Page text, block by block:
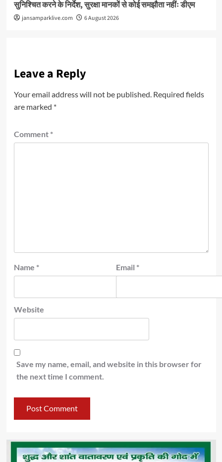
सुनिश्चित करने के निर्देश, सुरक्षा मानकों से कोई समझौता नहींः डीएम
jansamparklive.com 6 August 2026
Leave a Reply
Your email address will not be published. Required fields
are marked *
Comment *
Name * Email *
Website
Save my name, email, and website in this browser for
the next time I comment.